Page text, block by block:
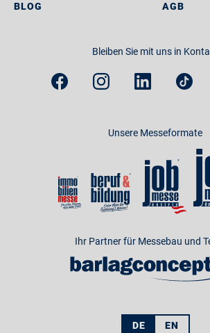
BLOG AGB
Bleiben Sie mit uns in
Unsere Messeformate
Ihr Partner für Messebau und
DE EN